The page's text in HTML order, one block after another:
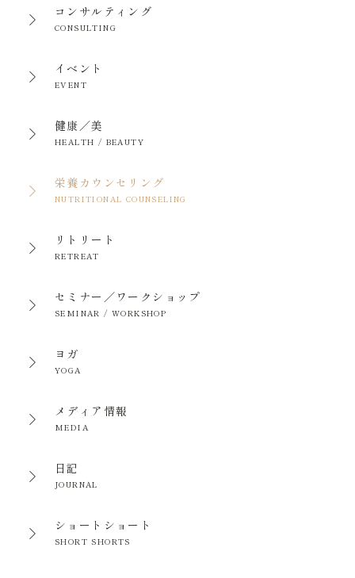
コンサルティング
CONSULTING
イベント
EVENT
健康／美
HEALTH / BEAUTY
栄養カウンセリング
NUTRITIONAL COUNSELING
リトリート
RETREAT
セミナー／ワークショップ
SEMINAR / WORKSHOP
ヨガ
YOGA
メディア情報
MEDIA
日記
JOURNAL
ショートショート
SHORT SHORTS